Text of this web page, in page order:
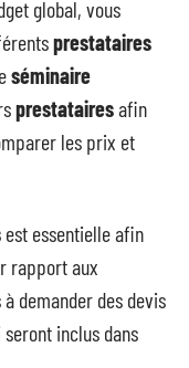
global, vous
prestataires
séminaire
prestatairesafin
les prix et
est essentielle afin
rapport aux
demander des devis
inclus dans